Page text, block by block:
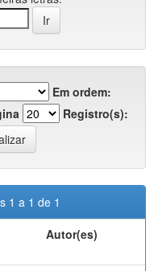
Em ordem:
Registro(s):
1 a 1 de 1
Autor(es)